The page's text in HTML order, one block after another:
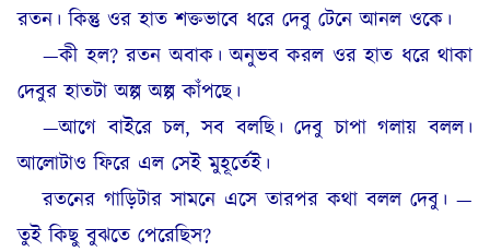
রতন। কিন্তু ওর হাত শক্তভাবে ধরে দেবু টেনে আনল ওকে।
—কী হল? রতন অবাক। অনুভব করল ওর হাত ধরে থাকা
দেবুর হাতটা অল্প অল্প কাঁপছে।
—আগে বাইরে চল, সব বলছি। দেবু চাপা গলায় বলল।
আলোটাও ফিরে এল সেই মুহূর্তেই।
রতনের গাড়িটার সামনে এসে তারপর কথা বলল দেবু। —
তুই কিছু বুঝতে পেরেছিস?